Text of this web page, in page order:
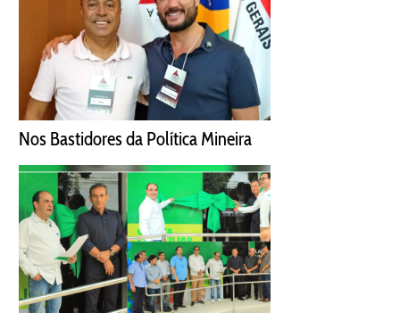
Nos Bastidores da Política Mineira